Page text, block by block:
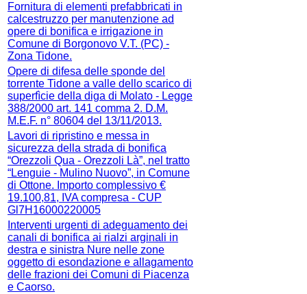
Fornitura di elementi prefabbricati in
calcestruzzo per manutenzione ad
opere di bonifica e irrigazione in
Comune di Borgonovo V.T. (PC) -
Zona Tidone.
Opere di difesa delle sponde del
torrente Tidone a valle dello scarico di
superfìcie della diga di Molato - Legge
388/2000 art. 141 comma 2. D.M.
M.E.F. n° 80604 del 13/11/2013.
Lavori di ripristino e messa in
sicurezza della strada di bonifica
“Orezzoli Qua - Orezzoli Là”, nel tratto
“Lenguie - Mulino Nuovo”, in Comune
di Ottone. Importo complessivo €
19.100,81, IVA compresa - CUP
Gl7H16000220005
Interventi urgenti di adeguamento dei
canali di bonifica ai rialzi arginali in
destra e sinistra Nure nelle zone
oggetto di esondazione e allagamento
delle frazioni dei Comuni di Piacenza
e Caorso.